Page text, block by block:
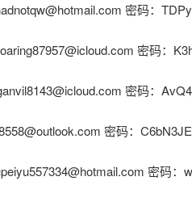
密码：
密码：
密码：
密码：
密码：